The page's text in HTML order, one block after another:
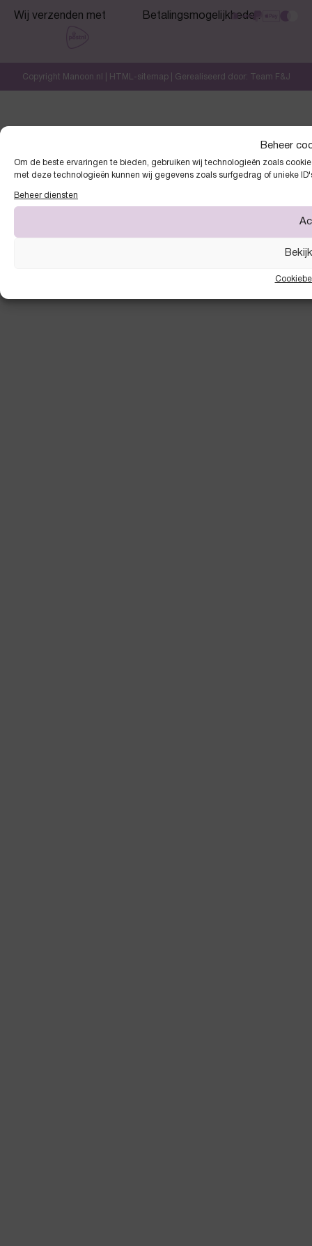
Beheer
Om de beste ervaringen te bieden, gebruiken wij technologieën zoals
met deze technologieën kunnen wij gegevens zoals surfgedrag of unieke
Beheer diensten
Wij verzenden met Betalingsmogelijkheden
Copyright Manoon.nl | HTML-sitemap| Gerealiseerd door: Team F&J